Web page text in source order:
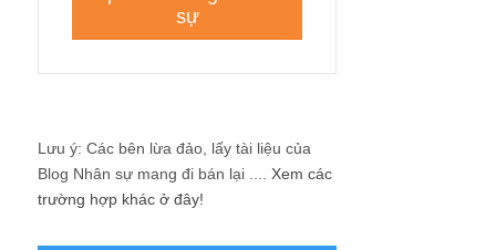
Lưu ý: Các bên lừa đảo, lấy tài liệu của
Blog Nhân sự mang đi bán lại .... Xem các
trường hợp khác ở đây!